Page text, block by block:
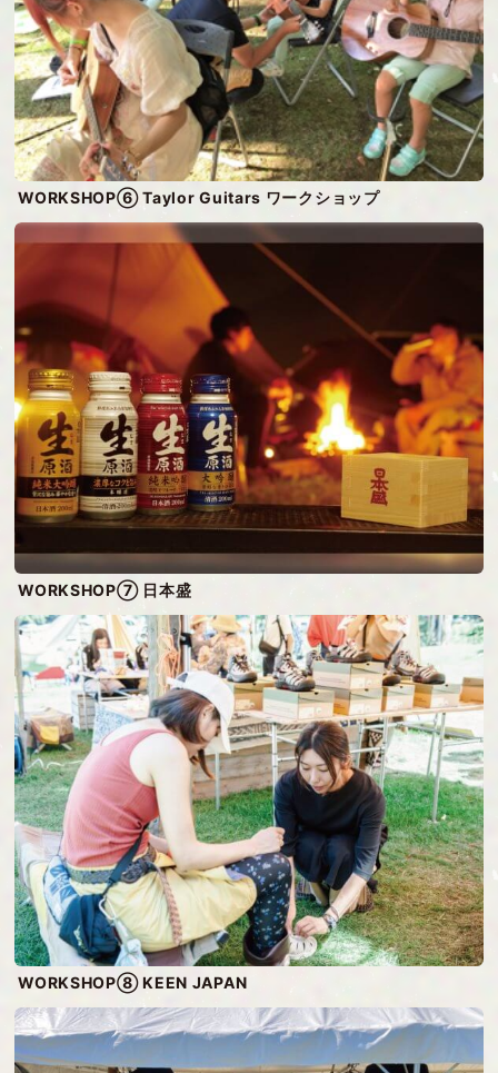
WORKSHOP⑥ Taylor Guitars ワークショップ
WORKSHOP⑦ 日本盛
WORKSHOP⑧ KEEN JAPAN